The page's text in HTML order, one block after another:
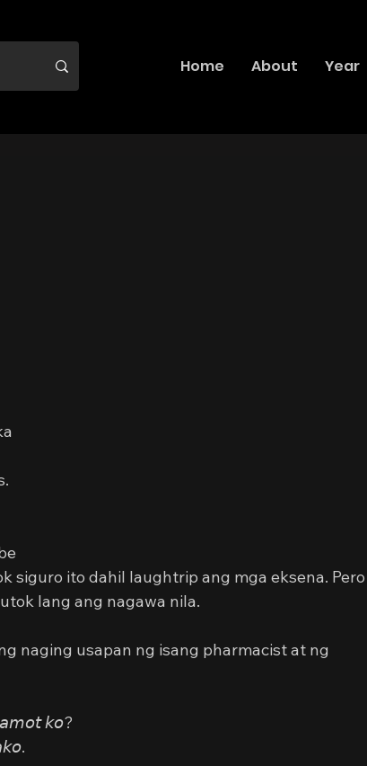
Home About Year
siguro ito dahil laughtrip ang mga eksena. Pero
lang ang nagawa nila.
naging usapan ng isang pharmacist at ng
𝘬𝘰?